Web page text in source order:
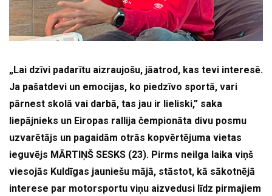
„Lai dzīvi padarītu aizraujošu, jāatrod, kas tevi interesē.
Ja pašatdevi un emocijas, ko piedzīvo sportā, vari
pārnest skolā vai darbā, tas jau ir lieliski,” saka
liepājnieks un Eiropas rallija čempionāta divu posmu
uzvarētājs un pagaidām otrās kopvērtējuma vietas
ieguvējs MĀRTIŅŠ SESKS (23). Pirms neilga laika viņš
viesojās Kuldīgas jauniešu mājā, stāstot, kā sākotnējā
interese par motorsportu viņu aizvedusi līdz pirmajiem